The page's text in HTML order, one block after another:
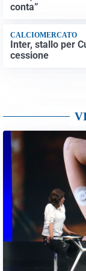
conta”
CALCIOMERCATO
Inter, stallo per
cessione